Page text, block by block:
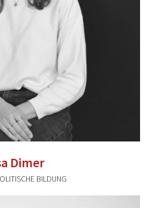
Dimer
BILDUNG